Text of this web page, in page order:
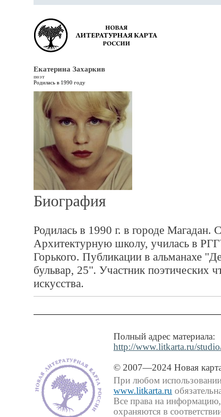
Екатерина Захаркив
поэт
Родилась в 1990 году
Биография
Родилась в 1990 г. в городе
Архитектурную школу, училась в
Горького. Публикации в альманахе
бульвар, 25". Участник поэтических
искусства.
Полный адрес материала:
http://www.litkarta.ru/
© 2007—2024 Новая
При любом использовании
www.litkarta.ru
Все права на
охраняются в